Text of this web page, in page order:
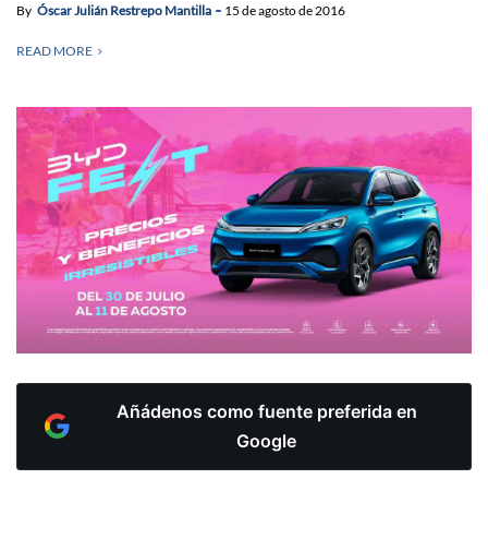
By Óscar Julián Restrepo Mantilla 15 de agosto de 2016
READ MORE
Añádenos como fuente preferida en
Google